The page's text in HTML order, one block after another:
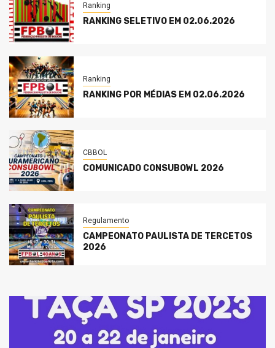
Ranking
RANKING SELETIVO EM 02.06.2026
Ranking
RANKING POR MÉDIAS EM 02.06.2026
CBBOL
COMUNICADO CONSUBOWL 2026
Regulamento
CAMPEONATO PAULISTA DE TERCETOS
2026